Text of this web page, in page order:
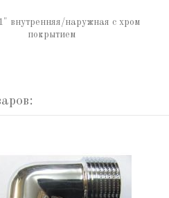
внутренняя/наружная с хром
покрытием